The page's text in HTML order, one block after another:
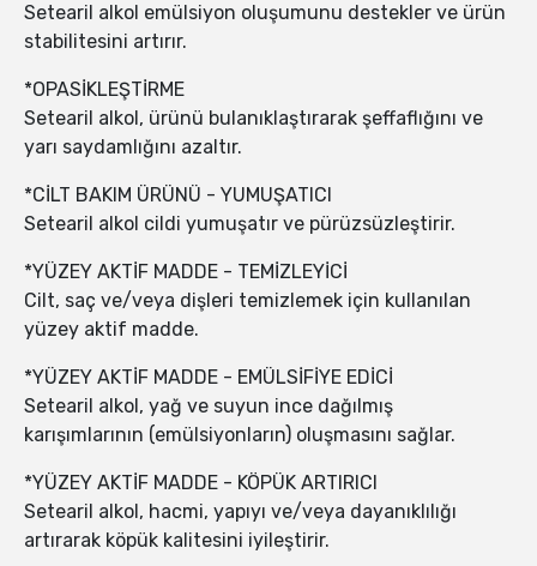
Setearil alkol emülsiyon oluşumunu destekler ve ürün
stabilitesini artırır.
*OPASİKLEŞTİRME
Setearil alkol, ürünü bulanıklaştırarak şeffaflığını ve
yarı saydamlığını azaltır.
*CİLT BAKIM ÜRÜNÜ - YUMUŞATICI
Setearil alkol cildi yumuşatır ve pürüzsüzleştirir.
*YÜZEY AKTİF MADDE - TEMİZLEYİCİ
Cilt, saç ve/veya dişleri temizlemek için kullanılan
yüzey aktif madde.
*YÜZEY AKTİF MADDE - EMÜLSİFİYE EDİCİ
Setearil alkol, yağ ve suyun ince dağılmış
karışımlarının (emülsiyonların) oluşmasını sağlar.
*YÜZEY AKTİF MADDE - KÖPÜK ARTIRICI
Setearil alkol, hacmi, yapıyı ve/veya dayanıklılığı
artırarak köpük kalitesini iyileştirir.